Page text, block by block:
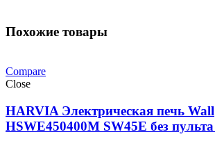
Похожие товары
Compare
Close
HARVIA Электрическая печь Wall
HSWE450400M SW45E без